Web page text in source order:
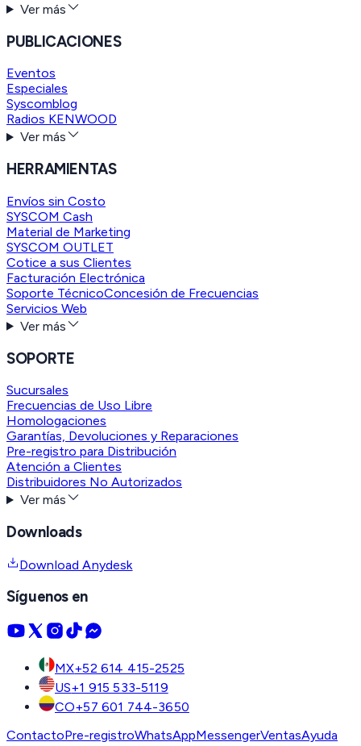
Ver más
PUBLICACIONES
Eventos
Especiales
Syscomblog
Radios KENWOOD
Ver más
HERRAMIENTAS
Envíos sin Costo
SYSCOM Cash
Material de Marketing
SYSCOM OUTLET
Cotice a sus Clientes
Facturación Electrónica
Soporte TécnicoConcesión de Frecuencias
Servicios Web
Ver más
SOPORTE
Sucursales
Frecuencias de Uso Libre
Homologaciones
Garantías, Devoluciones y Reparaciones
Pre-registro para Distribución
Atención a Clientes
Distribuidores No Autorizados
Ver más
Downloads
Download Anydesk
Síguenos en
MX+52 614 415-2525
US+1 915 533-5119
CO+57 601 744-3650
ContactoPre-registroWhatsAppMessengerVentasAyuda